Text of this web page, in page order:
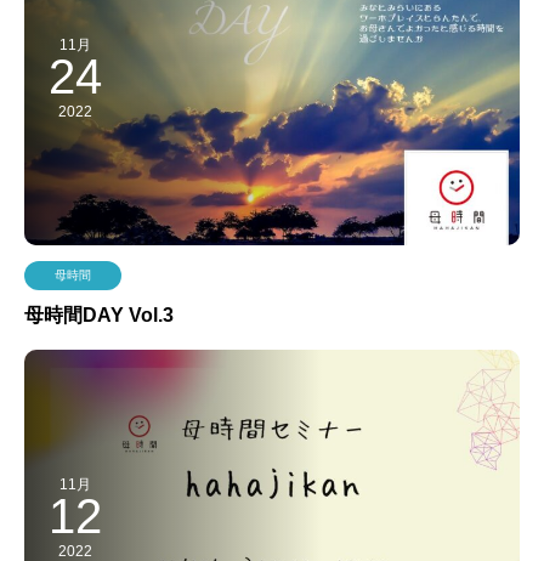
11月
24
2022
母時間
母時間DAY Vol.3
11月
12
2022